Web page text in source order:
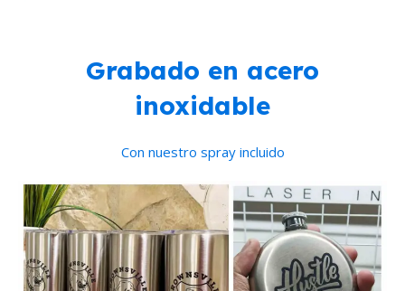
Grabado en acero
inoxidable
Con nuestro spray incluido